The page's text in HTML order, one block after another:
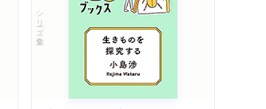
シリーズ・全集